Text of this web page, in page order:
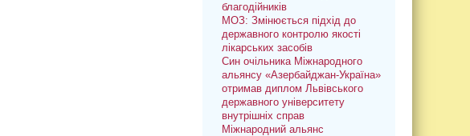
благодійників
МОЗ: Змінюється підхід до
державного контролю якості
лікарських засобів
Син очільника Міжнародного
альянсу «Азербайджан-Україна»
отримав диплом Львівського
державного університету
внутрішніх справ
Міжнародний альянс